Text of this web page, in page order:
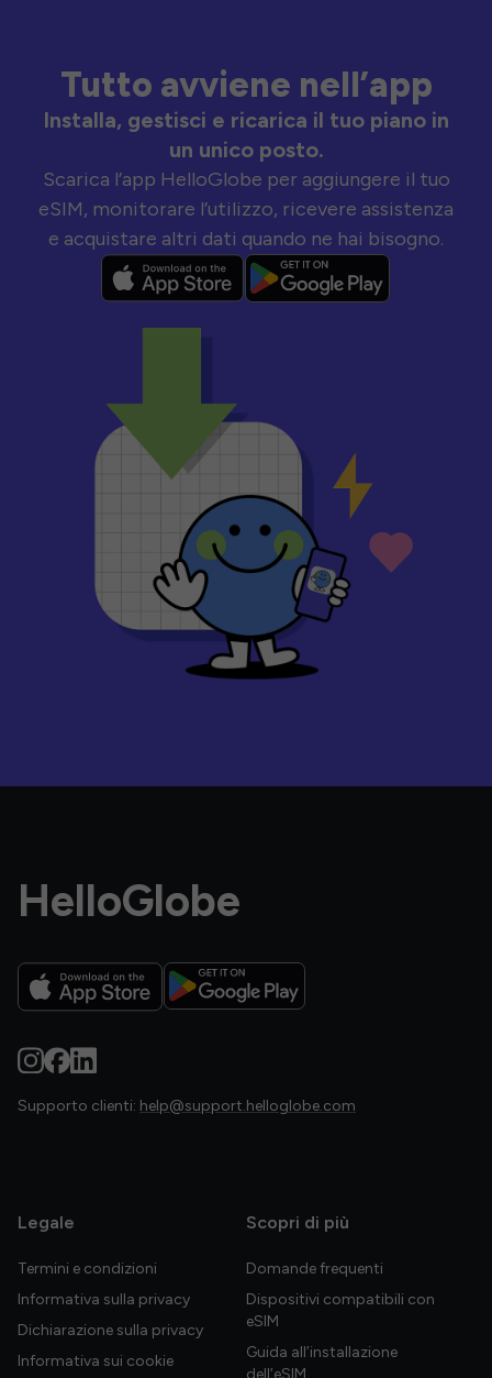
Tutto avviene nell’app
Installa, gestisci e ricarica il tuo piano in
un unico posto.
Scarica l’app HelloGlobe per aggiungere il tuo
eSIM, monitorare l’utilizzo, ricevere assistenza
e acquistare altri dati quando ne hai bisogno.
HelloGlobe
Supporto clienti: help@support.helloglobe.com
Legale
Termini e condizioni
Informativa sulla privacy
Dichiarazione sulla privacy
Informativa sui cookie
Scopri di più
Domande frequenti
Dispositivi compatibili con
eSIM
Guida all’installazione
dell’eSIM